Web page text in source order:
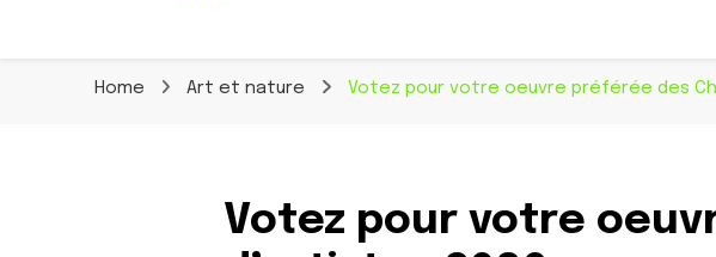
Home Art et nature Votez pour votre oeuvre préférée des
Votez pour votre